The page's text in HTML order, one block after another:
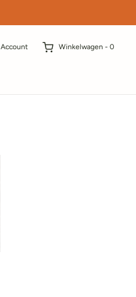
Account Winkelwagen - 0